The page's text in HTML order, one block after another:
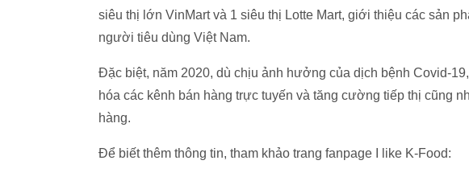
siêu thị lớn VinMart và 1 siêu thị Lotte Mart, giới thiệu các sản
người tiêu dùng Việt Nam.
Đặc biệt, năm 2020, dù chịu ảnh hưởng của dịch bệnh Covid-
hóa các kênh bán hàng trực tuyến và tăng cường tiếp thị cũng
hàng.
Để biết thêm thông tin, tham khảo trang fanpage I like K-Food: